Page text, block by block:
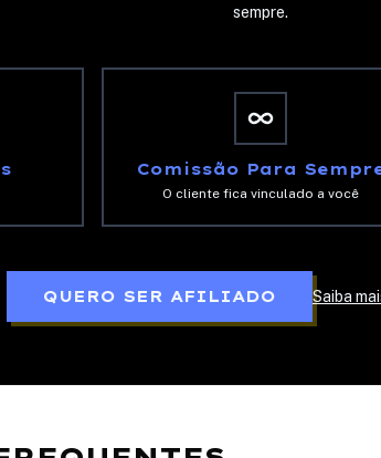
sempre.
Comissão Para
O cliente fica vinculado a você
QUERO SER AFILIADO Saiba